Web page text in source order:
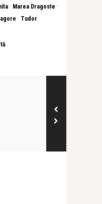
· Marea Dragoste ·
· Tudor